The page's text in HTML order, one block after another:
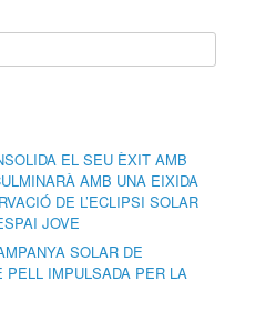
EL SEU ÈXIT AMB
AMB UNA EIXIDA
DE L’ECLIPSI SOLAR
JOVE
SOLAR DE
PELL IMPULSADA PER LA